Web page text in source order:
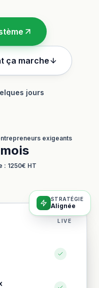
ça marche
jours
exigeants
: 1250€ HT
LIVE
STRATÉGIE
Alignée